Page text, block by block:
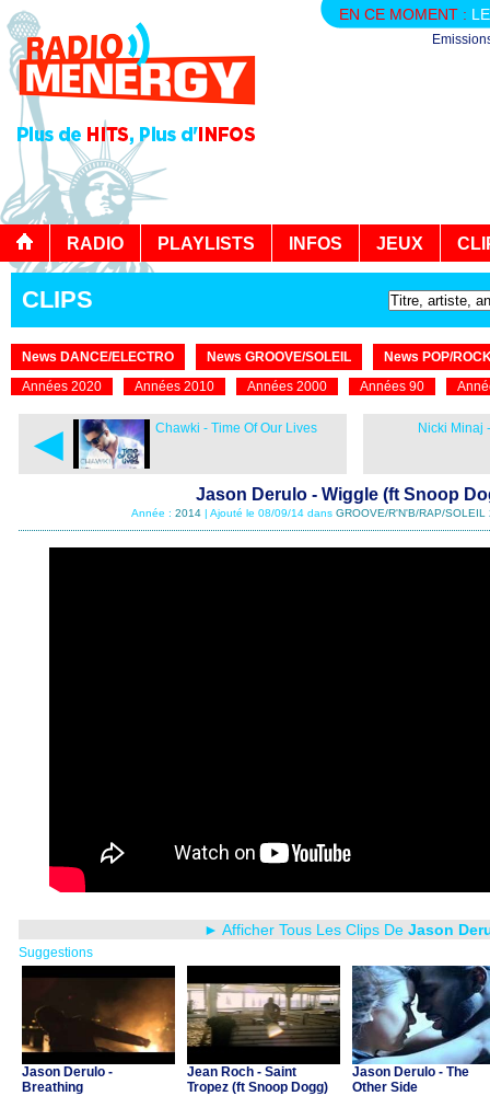
EN CE MOMENT :
RADIO PLAYLISTS INFOS JEUX
CLIPS
News DANCE/ELECTRO News GROOVE/SOLEIL
News POP/
Années 2020
Années 2010 Années 2000 Années 90
◄ Chawki - Time Of Our Lives Nicki Minaj
Jason Derulo - Wiggle (ft Snoop
Année : 2014 | Ajouté le 08/09/14 dans GROOVE/R'N'B/RAP/SOLEIL
► Afficher Tous Les Clips De Jason
Suggestions
Jason Derulo -
Breathing
Jean Roch - Saint
Tropez (ft Snoop Dogg)
Jason Derulo - The
Other Side